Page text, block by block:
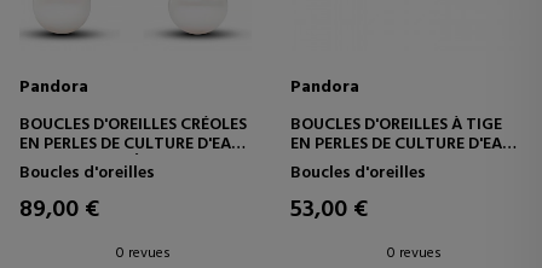
Pandora
BOUCLES D'OREILLES CRÉOLES
EN PERLES DE CULTURE D'EAU
DOUCE ET PAVÉ 293171C01
Boucles d'oreilles
89,00 €
0 revues
Pandora
BOUCLES D'OREILLES À TIGE
EN PERLES DE CULTURE D'EAU
DOUCE DE 4,5 MM 293168C01
Boucles d'oreilles
53,00 €
0 revues